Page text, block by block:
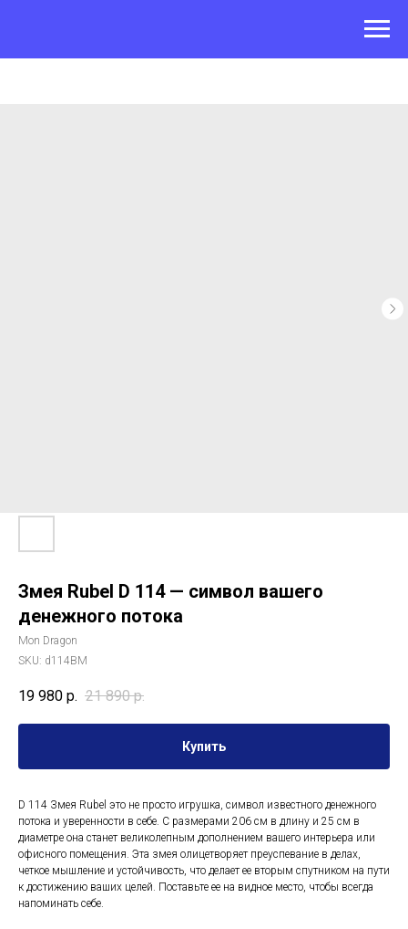
Змея Rubel D 114 — символ вашего
денежного потока
Mon Dragon
SKU: d114BM
19 980 р. 21 890 р.
Купить
D 114 Змея Rubel это не просто игрушка, символ известного денежного
потока и уверенности в себе. С размерами 206 см в длину и 25 см в
диаметре она станет великолепным дополнением вашего интерьера или
офисного помещения. Эта змея олицетворяет преуспевание в делах,
четкое мышление и устойчивость, что делает ее вторым спутником на пути
к достижению ваших целей. Поставьте ее на видное место, чтобы всегда
напоминать себе.